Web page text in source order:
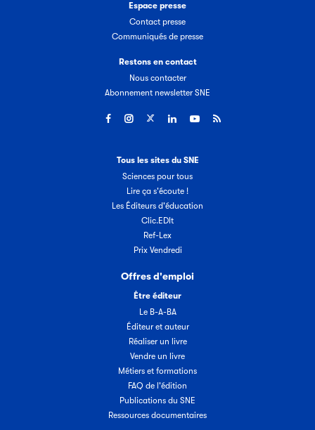
Espace presse
Contact presse
Communiqués de presse
Restons en contact
Nous contacter
Abonnement newsletter SNE
Tous les sites du SNE
Sciences pour tous
Lire ça s'écoute !
Les Éditeurs d'éducation
Clic.EDIt
Ref-Lex
Prix Vendredi
Offres d'emploi
Être éditeur
Le B-A-BA
Éditeur et auteur
Réaliser un livre
Vendre un livre
Métiers et formations
FAQ de l'édition
Publications du SNE
Ressources documentaires